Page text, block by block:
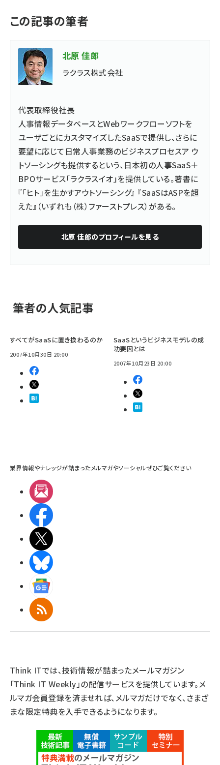
この記事の筆者
北原 佳郎
ラクラス株式会社
代表取締役社長
人事情報データベースとWebワークフローソフトを
ユーザごとにカスタマイズしたSaaSで提供し、さらに
要望に応じて日常人事業務のビジネスプロセスア ウ
トソーシングも提供するという、日本初の人事SaaS＋
BPOサービス「ラクラスイオ」を提供している。著書に
『「ヒト」を生かすアウトソーシング』 『SaaSはASPを超
えた』（いずれも（株）ファーストプレス）がある。
北原 佳郎のプロフィールを見る
筆者の人気記事
すべてがSaaSに置き換わるのか
2007年10月30日 20:00
SaaSというビジネスモデルの成
功要因とは
2007年10月23日 20:00
業界情報やナレッジが詰まったメルマガやソーシャルぜひご覧ください
RSS
Think ITでは、技術情報が詰まったメールマガジン
「Think IT Weekly」の配信サービスを提供しています。メ
ルマガ会員登録を済ませれば、メルマガだけでなく、さまざ
まな限定特典を入手できるようになります。